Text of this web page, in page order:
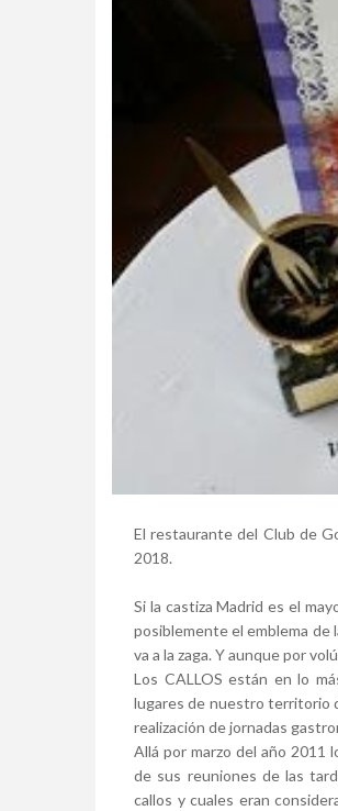
El restaurante del Club de
2018.
Si la castiza Madrid es el
posiblemente el emblema de
va a la zaga. Y aunque por
Los CALLOS están en lo
lugares de nuestro territorio
realización de jornadas
Allá por marzo del año 2011
de sus reuniones de las
callos y cuales eran